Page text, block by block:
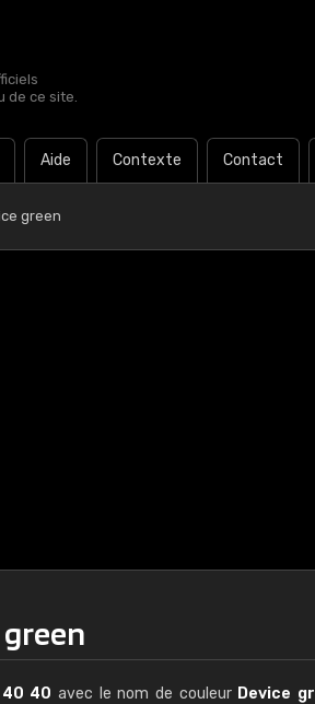
de ce site.
Aide Contexte Contact
green
green
40 40 avec le nom de couleur Device